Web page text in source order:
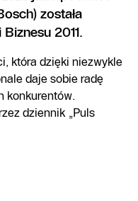
została
2011.
która dzięki niezwykle
daje sobie radę
konkurentów.
dziennik „Puls